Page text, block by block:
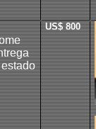
US$ 800